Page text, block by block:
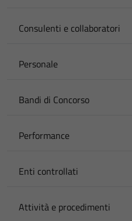
Consulenti e collaboratori
Personale
Bandi di Concorso
Performance
Enti controllati
Attività e procedimenti